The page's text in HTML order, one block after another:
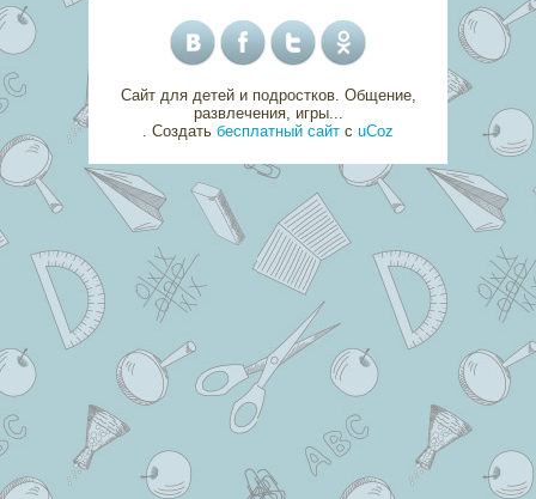
Сайт для детей и подростков. Общение,
развлечения, игры...
Создать бесплатный сайт с uCoz